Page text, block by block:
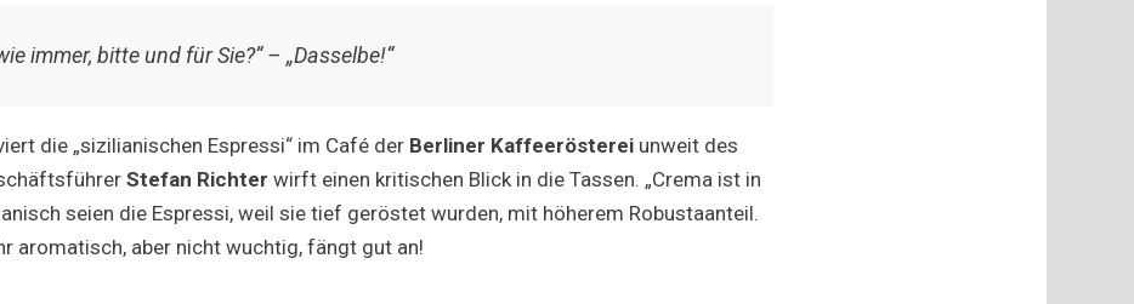
immer, bitte und für Sie?“ – „Dasselbe!“
die „sizilianischen Espressi“ im Café der Berliner Kaffeerösterei unweit des
Stefan Richter wirft einen kritischen Blick in die Tassen. „Crema ist in
seien die Espressi, weil sie tief geröstet wurden, mit höherem Robustaanteil.
aromatisch, aber nicht wuchtig, fängt gut an!